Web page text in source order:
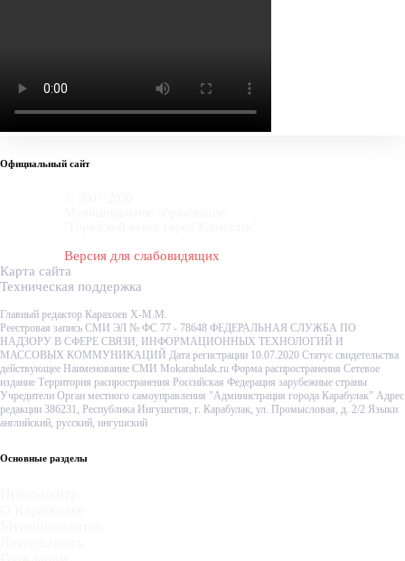
Официальный сайт
Версия для слабовидящих
Карта сайта
Техническая поддержка
Главный редактор Карахоев Х-М.М.
Реестровая запись СМИ ЭЛ № ФС 77 - 78648 ФЕДЕРАЛЬНАЯ СЛУЖБА ПО
НАДЗОРУ В СФЕРЕ СВЯЗИ, ИНФОРМАЦИОННЫХ ТЕХНОЛОГИЙ И
МАССОВЫХ КОММУНИКАЦИЙ Дата регистрации 10.07.2020 Статус свидетельства
действующее Наименование СМИ Mokarabulak.ru Форма распространения Сетевое
издание Территория распространения Российская Федерация зарубежные страны
Учредители Орган местного самоуправления "Администрация города Карабулак" Адрес
редакции 386231, Республика Ингушетия, г. Карабулак, ул. Промысловая, д. 2/2 Языки
английский, русский, ингушский
Основные разделы